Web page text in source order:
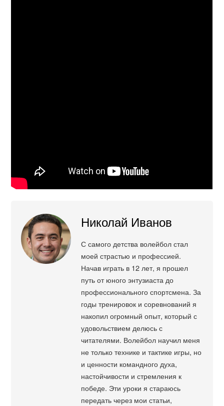
Николай Иванов
С самого детства волейбол стал
моей страстью и профессией.
Начав играть в 12 лет, я прошел
путь от юного энтузиаста до
профессионального спортсмена. За
годы тренировок и соревнований я
накопил огромный опыт, который с
удовольствием делюсь с
читателями. Волейбол научил меня
не только технике и тактике игры, но
и ценности командного духа,
настойчивости и стремления к
победе. Эти уроки я стараюсь
передать через мои статьи,